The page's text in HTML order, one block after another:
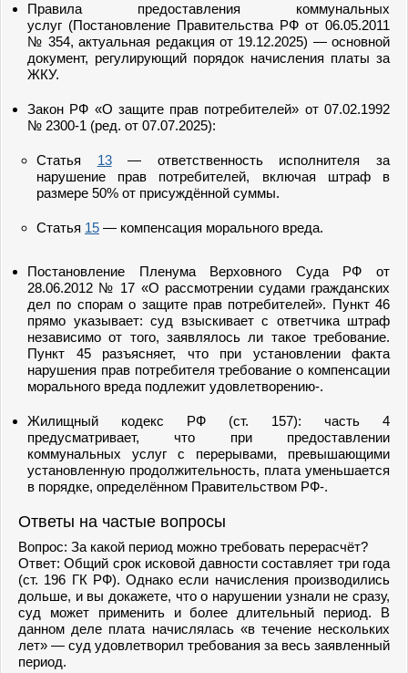
Правила предоставления коммунальных
услуг (Постановление Правительства РФ от 06.05.2011
№ 354, актуальная редакция от 19.12.2025) — основной
документ, регулирующий порядок начисления платы за
ЖКУ.
Закон РФ «О защите прав потребителей» от 07.02.1992
№ 2300-1 (ред. от 07.07.2025):
Статья 13— ответственность исполнителя за
нарушение прав потребителей, включая штраф в
размере 50% от присуждённой суммы.
Статья 15 — компенсация морального вреда.
Постановление Пленума Верховного Суда РФ от
28.06.2012 № 17 «О рассмотрении судами гражданских
дел по спорам о защите прав потребителей». Пункт 46
прямо указывает: суд взыскивает с ответчика штраф
независимо от того, заявлялось ли такое требование.
Пункт 45 разъясняет, что при установлении факта
нарушения прав потребителя требование о компенсации
морального вреда подлежит удовлетворению-.
Жилищный кодекс РФ (ст. 157): часть 4
предусматривает, что при предоставлении
коммунальных услуг с перерывами, превышающими
установленную продолжительность, плата уменьшается
в порядке, определённом Правительством РФ-.
Ответы на частые вопросы
Вопрос: За какой период можно требовать перерасчёт?
Ответ: Общий срок исковой давности составляет три года
(ст. 196 ГК РФ). Однако если начисления производились
дольше, и вы докажете, что о нарушении узнали не сразу,
суд может применить и более длительный период. В
данном деле плата начислялась «в течение нескольких
лет» — суд удовлетворил требования за весь заявленный
период.